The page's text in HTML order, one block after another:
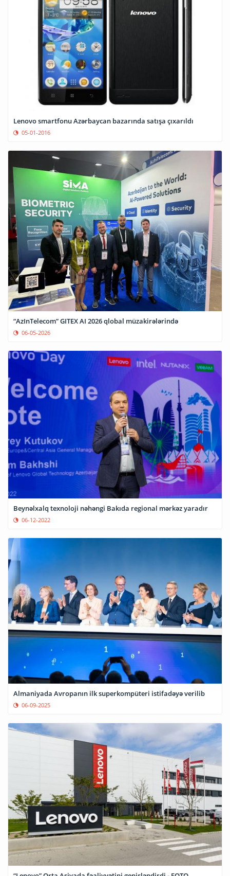
Lenovo smartfonu Azərbaycan bazarında satışa çıxarıldı
05-01-2016
“AzInTelecom” GITEX AI 2026 qlobal müzakirələrində
06-05-2026
Beynəlxalq texnoloji nəhəngi Bakıda regional mərkəz yaradır
06-12-2022
Almaniyada Avropanın ilk superkompüteri istifadəyə verilib
06-09-2025